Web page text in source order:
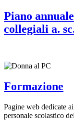
Piano
collegiali a.
Formazione
Pagine web dedicate
personale scolastico